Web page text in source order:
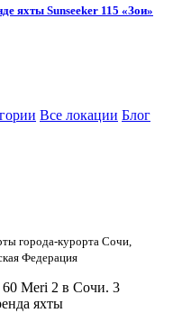
яхты Sunseeker 115 «Зои»
Все локации Блог
города-курорта Сочи,
Федерация
Meri 2 в Сочи. 3
яхты